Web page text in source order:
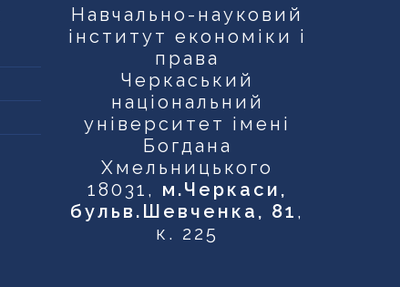
Навчально-науковий
інститут економіки і
права
Черкаський
національний
університет імені
Богдана
Хмельницького
18031, м.Черкаси,
бульв.Шевченка, 81 ,
к. 225